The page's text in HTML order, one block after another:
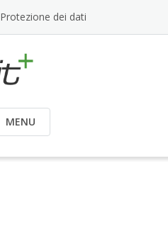
Protezione dei dati
MENU